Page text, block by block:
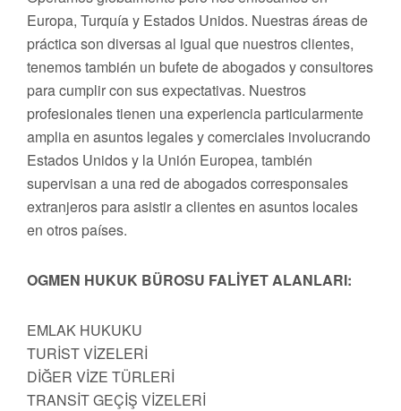
Europa, Turquía y Estados Unidos. Nuestras áreas de
práctica son diversas al igual que nuestros clientes,
tenemos también un bufete de abogados y consultores
para cumplir con sus expectativas. Nuestros
profesionales tienen una experiencia particularmente
amplia en asuntos legales y comerciales involucrando
Estados Unidos y la Unión Europea, también
supervisan a una red de abogados corresponsales
extranjeros para asistir a clientes en asuntos locales
en otros países.
OGMEN HUKUK BÜROSU FALİYET ALANLARI:
EMLAK HUKUKU
TURİST VİZELERİ
DİĞER VİZE TÜRLERİ
TRANSİT GEÇİŞ VİZELERİ